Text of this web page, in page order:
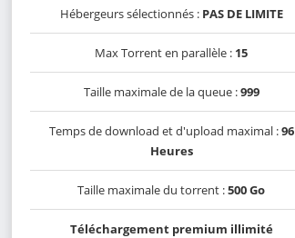
Hébergeurs sélectionnés : PAS DE LIMITE
Max Torrent en parallèle : 15
Taille maximale de la queue :999
Temps de download et d'upload maximal :96
Heures
Taille maximale du torrent :500 Go
Téléchargement premium illimité